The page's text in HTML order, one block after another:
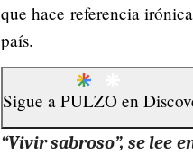
que hace referencia
país.
Sigue a PULZO en
“Vivir sabroso”, se lee